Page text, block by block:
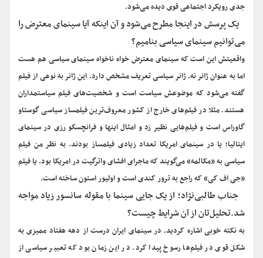
جدی رویکرد اجتماعی قوی دیده می‌شود.
‌‌یک پرسش در اینجا مطرح می‌شود و آن اینکه آیا سینمای معترض را
می‌توانیم سینمای سیاسی بنامیم؟
واقعیتش این است که سینمای معترض خواه ناخواه سینمای سیاسی هم هست
اما به عنوان ژانر نه. ژانر سیاسی تعریف مشخص دارد. این ژانر به نوعی از فیلم
گفته می‌شود که موضوعش سیاست است و شخصیت‌های فیلم سیاستمداران
هستند. مثلا در فیلم‌های خارج از کشور معروف‌ترین فیلمساز سیاسی گوستاو
گاوراس است و فیلم‌هایی نظیر زد و امثال اینها و فرانچسکو رزی در سینمای
ایتالیا؛ یا در سینمای امریکا تعداد زیادی فیلمساز بودند. به نظر من فیلم
سیاسی به «مکالمه» می‌گویند که ماجرای افشای واترگیت در امریکا بود. یا فیلم
«جی اف کی» که راجع به ترور کندی است و اولیور استون ساخته است.
‌‌جناب طالبی‌نژاد؛ از یک جایی سینما با مقوله سانسور زیاد مواجه
شد.تحلیل‌تان از آن شرایط چیست؟
به نکته خوبی اشاره کردید. در سینمای ایران درست از دهه هفتاد ممیزی به
شکل قوی در فیلم‌ها رسوخ پیدا کرد. در این زمان بود که تعبیر سیاسی از